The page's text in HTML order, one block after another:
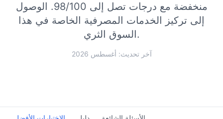
منخفضة مع درجات تصل إلى 98/100.
الوصول
إلى تركيز الخدمات المصرفية الخاصة في هذا
السوق الثري.
آخر تحديث: أغسطس 2026